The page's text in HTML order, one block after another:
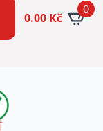
0.00 Kč
0